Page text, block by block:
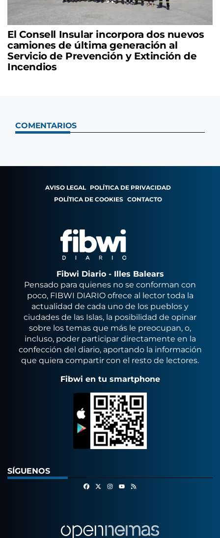
El Consell Insular incorpora dos nuevos
camiones de última generación al
Servicio de Prevención y Extinción de
Incendios
COMENTARIOS
AVISO LEGAL POLÍTICA DE PRIVACIDAD
POLÍTICA DE COOKIES CONTACTO
Fibwi Diario - Illes Balears
Pensado para quienes no se conforman con
poco, FIBWI DIARIO ofrece al lector toda la
actualidad de cada uno de los pueblos y
ciudades de las Islas, la posibilidad de opinar
sobre los temas que más le preocupan, o,
incluso, poder participar directamente en la
confección del diario, aportando la información
que quiera compartir con el resto de lectores.
Fibwi en tu smartphone
SÍGUENOS
FacebookInstagram